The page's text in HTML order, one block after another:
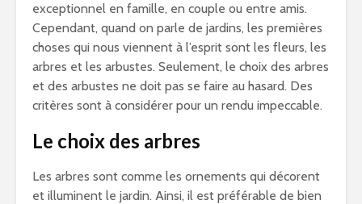
exceptionnel en famille, en couple ou entre amis.
Cependant, quand on parle de jardins, les premières
choses qui nous viennent à l’esprit sont les fleurs, les
arbres et les arbustes. Seulement, le choix des arbres
et des arbustes ne doit pas se faire au hasard. Des
critères sont à considérer pour un rendu impeccable.
Le choix des arbres
Les arbres sont comme les ornements qui décorent
et illuminent le jardin. Ainsi, il est préférable de bien